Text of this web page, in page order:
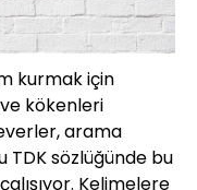
kurmak için
kökenleri
arama
TDK sözlüğünde bu
Kelimelere